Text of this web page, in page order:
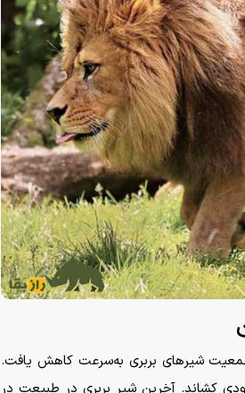
جمعیت شیر‌های بربری به‌سرعت کاهش یافت.
کشاند. آخرین شیر بربری در طبیعت در